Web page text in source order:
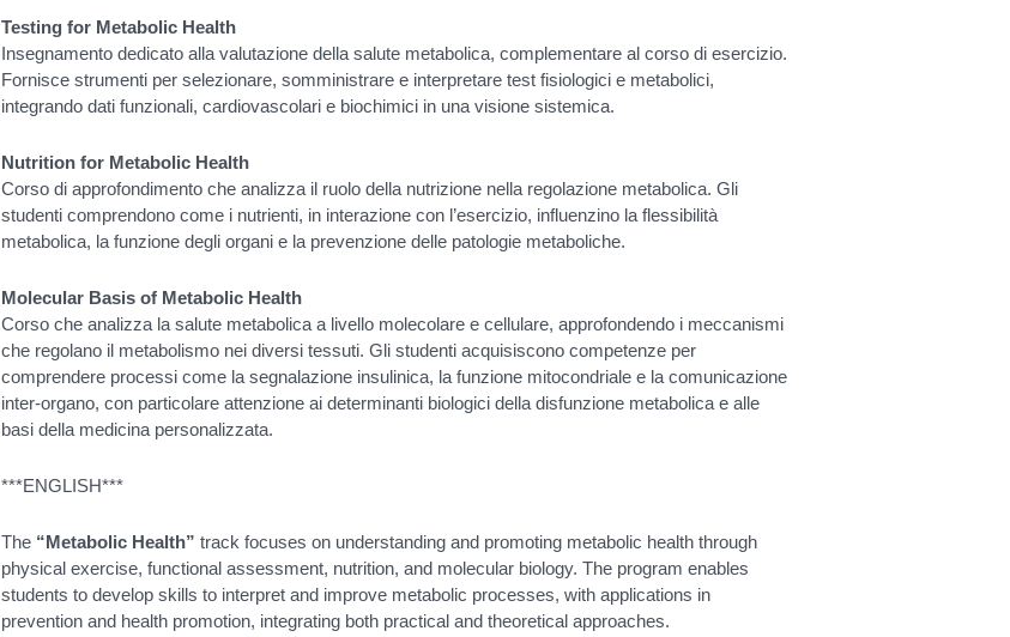
Testing for Metabolic Health
Insegnamento dedicato alla valutazione della salute metabolica, complementare al corso di esercizio.
Fornisce strumenti per selezionare, somministrare e interpretare test fisiologici e metabolici,
integrando dati funzionali, cardiovascolari e biochimici in una visione sistemica.
Nutrition for Metabolic Health
Corso di approfondimento che analizza il ruolo della nutrizione nella regolazione metabolica. Gli
studenti comprendono come i nutrienti, in interazione con l’esercizio, influenzino la flessibilità
metabolica, la funzione degli organi e la prevenzione delle patologie metaboliche.
Molecular Basis of Metabolic Health
Corso che analizza la salute metabolica a livello molecolare e cellulare, approfondendo i meccanismi
che regolano il metabolismo nei diversi tessuti. Gli studenti acquisiscono competenze per
comprendere processi come la segnalazione insulinica, la funzione mitocondriale e la comunicazione
inter-organo, con particolare attenzione ai determinanti biologici della disfunzione metabolica e alle
basi della medicina personalizzata.
***ENGLISH***
The “Metabolic Health” track focuses on understanding and promoting metabolic health through
physical exercise, functional assessment, nutrition, and molecular biology. The program enables
students to develop skills to interpret and improve metabolic processes, with applications in
prevention and health promotion, integrating both practical and theoretical approaches.